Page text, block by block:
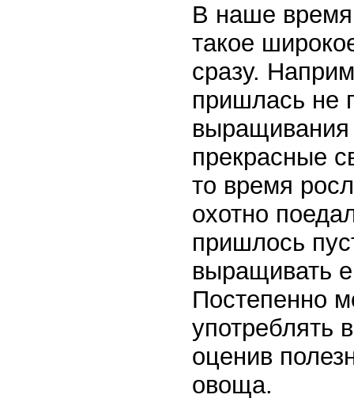
В наше время
такое
сразу.
пришлась не
выращивания
прекрасные
то время
охотно
пришлось
выращивать
Постепенно
употреблять
оценив
овоща.